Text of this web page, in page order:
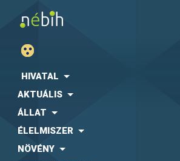
HIVATAL
AKTUÁLIS
ÁLLAT
ÉLELMISZER
NÖVÉNY